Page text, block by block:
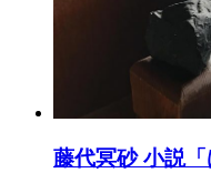
藤代冥砂 小説